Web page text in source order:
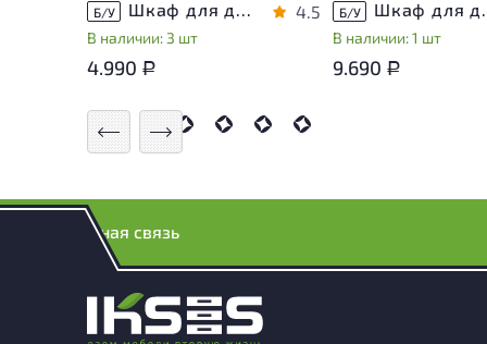
Б/У Шкаф для документов Металл
В наличии: 3 шт
4.5
4.990 Р
Б/У Шкаф для
В наличии: 1 шт
9.690 Р
Обратная связь